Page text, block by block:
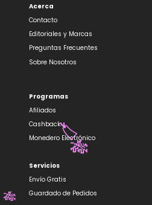
Acerca
Contacto
Editoriales y Marcas
Preguntas Frecuentes
Sobre Nosotros
Programas
Afiliados
Cashback
Monedero Electrónico
Servicios
Envío Gratis
Guardado de Pedidos
🎋
🏷️